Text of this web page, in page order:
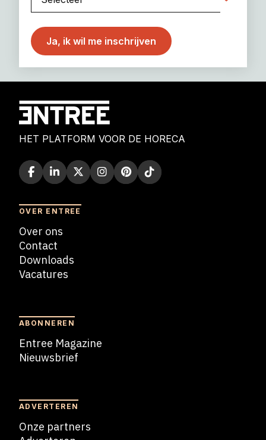
HET PLATFORM VOOR DE HORECA
OVER ENTREE
Over ons
Contact
Downloads
Vacatures
ABONNEREN
Entree Magazine
Nieuwsbrief
ADVERTEREN
Onze partners